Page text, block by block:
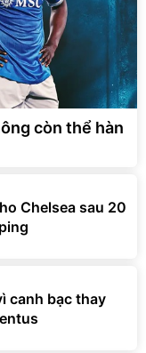
còn thể hàn
Chelsea sau 20
canh bạc thay